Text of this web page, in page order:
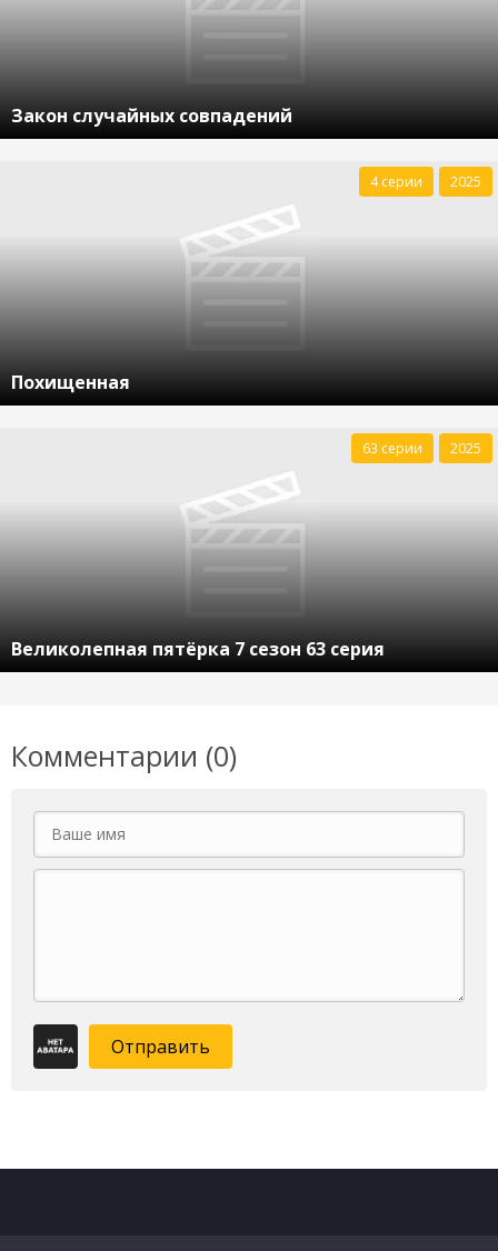
Закон случайных совпадений
Похищенная
4 серии 2025
Великолепная пятёрка 7 сезон 63 серия
63 серии 2025
Комментарии (0)
Отправить